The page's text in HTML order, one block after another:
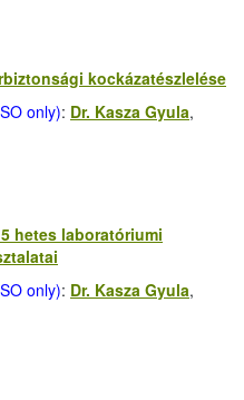
kockázatészlelése
only): Dr. Kasza Gyula,
hetes laboratóriumi
only): Dr. Kasza Gyula,